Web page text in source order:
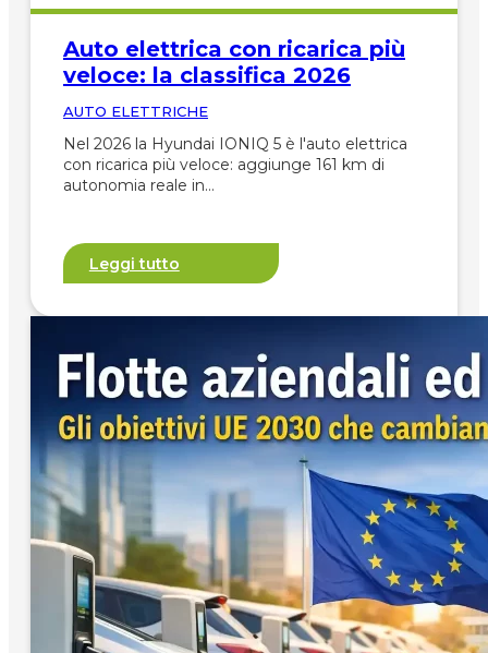
Auto elettrica con ricarica più
veloce: la classifica 2026
AUTO ELETTRICHE
Nel 2026 la Hyundai IONIQ 5 è l'auto elettrica
con ricarica più veloce: aggiunge 161 km di
autonomia reale in…
Leggi tutto